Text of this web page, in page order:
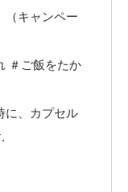
（キャンペー
＃ご飯をたか
に、カプセル